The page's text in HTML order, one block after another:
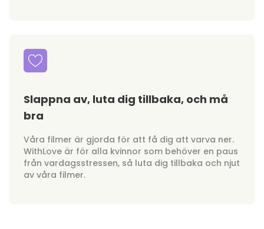
Slappna av, luta dig tillbaka, och må
bra
Våra filmer är gjorda för att få dig att varva ner.
WithLove är för alla kvinnor som behöver en paus
från vardagsstressen, så luta dig tillbaka och njut
av våra filmer.